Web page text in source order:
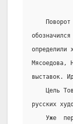
Поворот
Мясоедова,
выставок.
Цель
русских
Уже